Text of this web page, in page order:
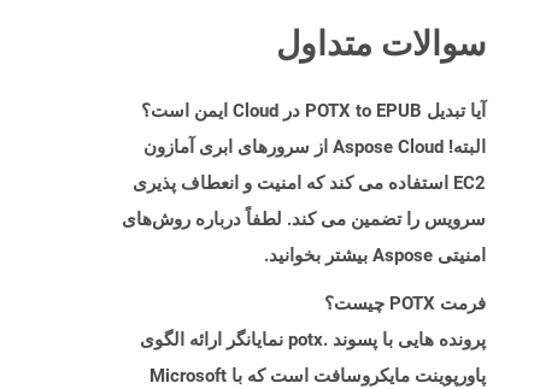
سوالات متداول
آیا تبدیل POTX to EPUB در Cloud ایمن است؟
البته! Aspose Cloud از سرورهای ابری آمازون
EC2 استفاده می کند که امنیت و انعطاف پذیری
سرویس را تضمین می کند. لطفاً درباره روش‌های
امنیتی Aspose بیشتر بخوانید.
فرمت POTX چیست؟
پرونده هایی با پسوند .potx نمایانگر ارائه الگوی
پاورپوینت مایکروسافت است که با Microsoft